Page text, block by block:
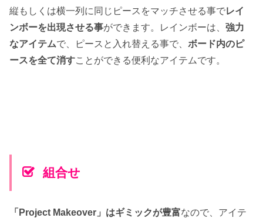
縦もしくは横一列に同じピースをマッチさせる事でレイ
ンボーを出現させる事ができます。レインボーは、強力
なアイテムで、ピースと入れ替える事で、ボード内のピ
ースを全て消すことができる便利なアイテムです。
組合せ
「Project Makeover」はギミックが豊富なので、アイテ